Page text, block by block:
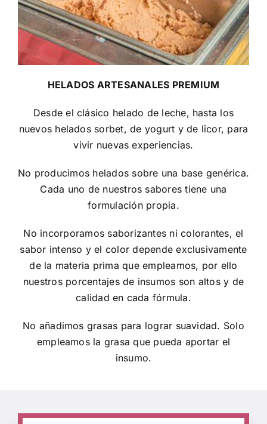
HELADOS ARTESANALES PREMIUM
Desde el clásico helado de leche, hasta los
nuevos helados sorbet, de yogurt y de licor, para
vivir nuevas experiencias.
No producimos helados sobre una base genérica.
Cada uno de nuestros sabores tiene una
formulación propia.
No incorporamos saborizantes ni colorantes, el
sabor intenso y el color depende exclusivamente
de la materia prima que empleamos, por ello
nuestros porcentajes de insumos son altos y de
calidad en cada fórmula.
No añadimos grasas para lograr suavidad. Solo
empleamos la grasa que pueda aportar el
insumo.